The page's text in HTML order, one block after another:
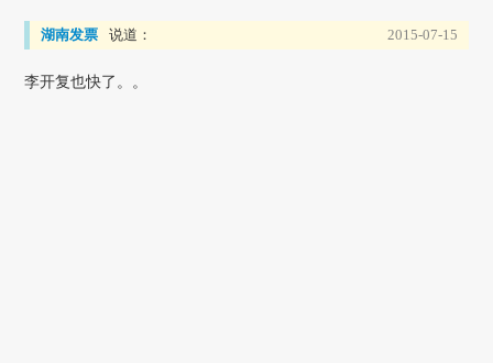
湖南发票 说道： 2015-07-15
李开复也快了。。